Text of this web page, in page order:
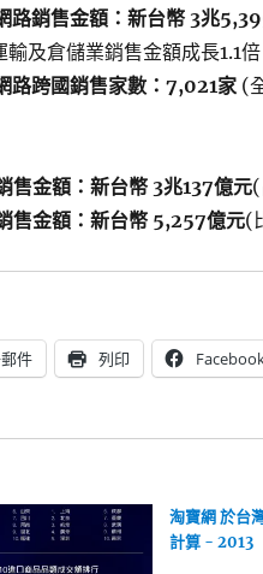
路銷售金額：新台幣 3兆
輸及倉儲業銷售金額成長1.1倍
路跨國銷售家數：7,021家(
售金額：新台幣 3兆137億元(
售金額：新台幣 5,257億元(
件 列印
淘寶網 於台
計算 - 2013